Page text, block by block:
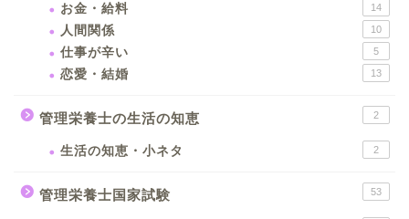
お金・給料 14
人間関係 10
仕事が辛い 5
恋愛・結婚 13
管理栄養士の生活の知恵 2
生活の知恵・小ネタ 2
管理栄養士国家試験 53